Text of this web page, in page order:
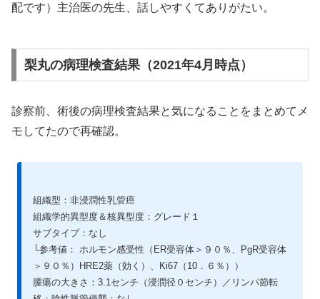
配です）主治医の先生、話しやすくてありがたい。
梨丸の病理検査結果（2021年4月時点）
診察前、術後の病理検査結果と気になることをまとめてメ
モしてたので再確認。
組織型：非浸潤性乳管癌
組織学的異型度＆核異型度：グレード１
サブタイプ：なし
└参考値： ホルモン感受性（ER受容体＞９０％、PgR受容体
＞９０％）HRE2薬（効く）、Ki67（10．６％））
腫瘍の大きさ：3.1センチ（浸潤径０センチ）／リンパ節転